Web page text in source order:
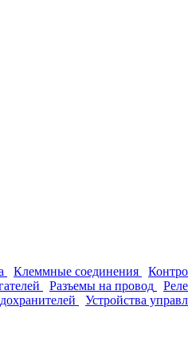
Клеммные соединения
Разъемы на провод Реле
Устройства